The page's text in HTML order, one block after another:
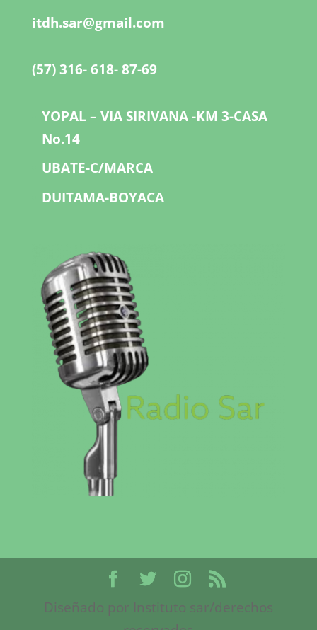
itdh.sar@gmail.com
(57) 316- 618- 87-69
YOPAL – VIA SIRIVANA -KM 3-CASA
No.14
UBATE-C/MARCA
DUITAMA-BOYACA
Diseñado por Instituto sar/derechos